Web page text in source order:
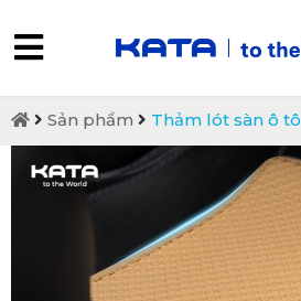
Sản phẩm Thảm lót sàn ô tô